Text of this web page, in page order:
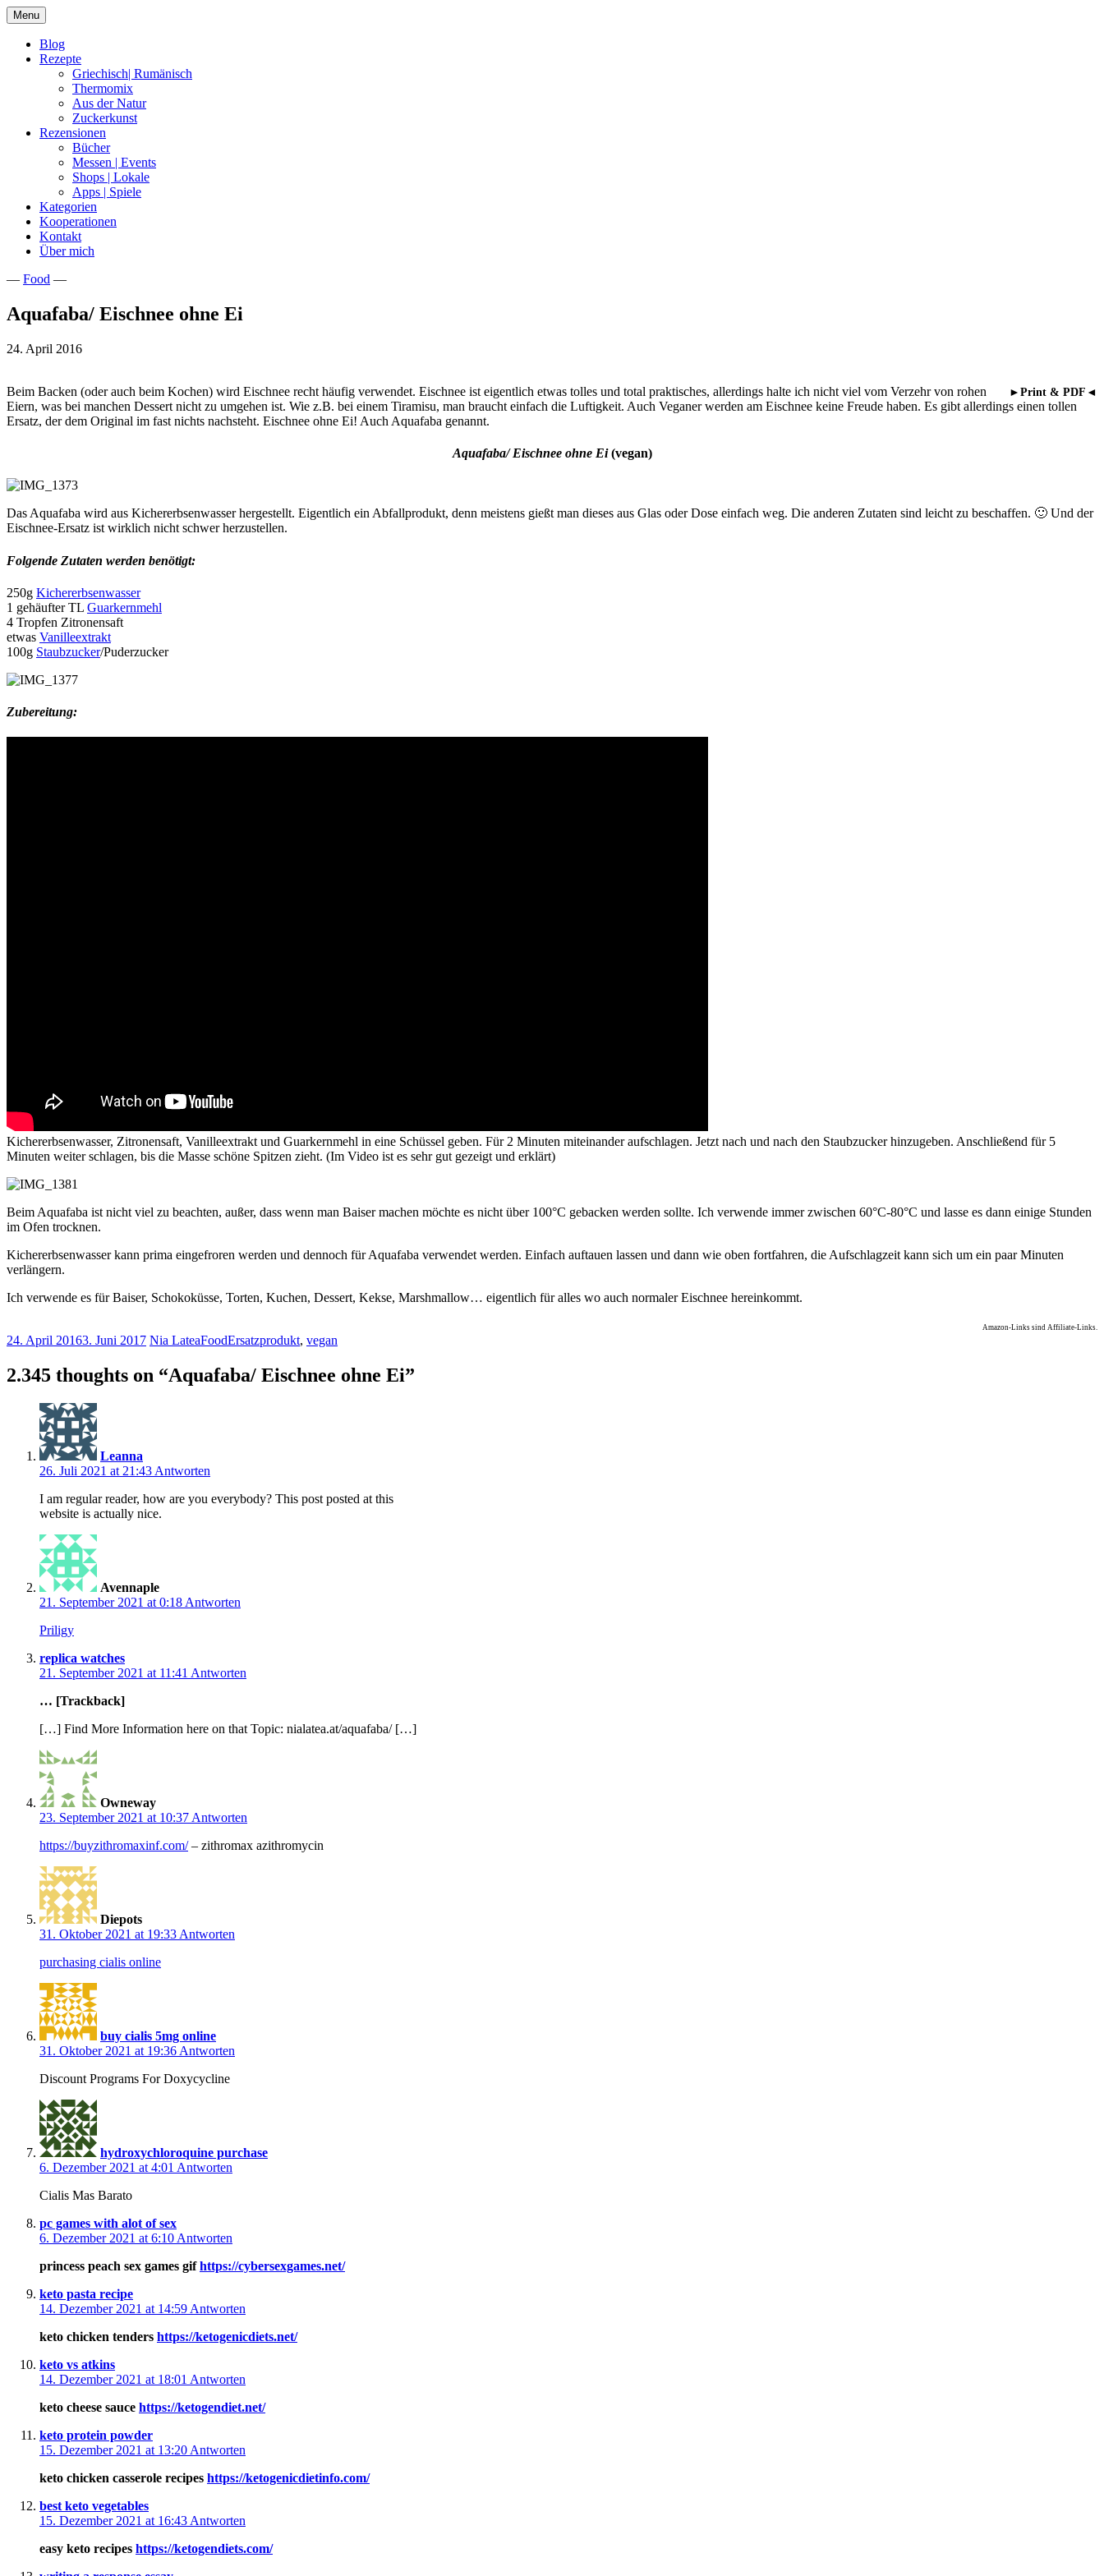
Skip
to
content
Menu
Blog
Rezepte
Griechisch| Rumänisch
Thermomix
Aus der Natur
Zuckerkunst
Rezensionen
Bücher
Messen | Events
Shops | Lokale
Apps | Spiele
Kategorien
Kooperationen
Kontakt
Über mich
Nia Latea
— Food —
Aquafaba/ Eischnee ohne Ei
24. April 2016
►Print & PDF◄
Beim Backen (oder auch beim Kochen) wird Eischnee recht häufig verwendet. Eischnee ist eigentlich etwas tolles und total praktisches, allerdings halte ich nicht viel vom Verzehr von rohen
Eiern, was bei manchen Dessert nicht zu umgehen ist. Wie z.B. bei einem Tiramisu, man braucht einfach die Luftigkeit. Auch Veganer werden am Eischnee keine Freude haben. Es gibt allerdings einen tollen
Ersatz, der dem Original im fast nichts nachsteht. Eischnee ohne Ei! Auch Aquafaba genannt.
Aquafaba/ Eischnee ohne Ei(vegan)
Das Aquafaba wird aus Kichererbsenwasser hergestellt. Eigentlich ein Abfallprodukt, denn meistens gießt man dieses aus Glas oder Dose einfach weg. Die anderen Zutaten sind leicht zu beschaffen. 🙂 Und der
Eischnee-Ersatz ist wirklich nicht schwer herzustellen.
Folgende Zutaten werden benötigt:
250g Kichererbsenwasser
1 gehäufter TL Guarkernmehl
4 Tropfen Zitronensaft
etwas Vanilleextrakt
100g Staubzucker/Puderzucker
Zubereitung:
Kichererbsenwasser, Zitronensaft, Vanilleextrakt und Guarkernmehl in eine Schüssel geben. Für 2 Minuten miteinander aufschlagen. Jetzt nach und nach den Staubzucker hinzugeben. Anschließend für 5
Minuten weiter schlagen, bis die Masse schöne Spitzen zieht. (Im Video ist es sehr gut gezeigt und erklärt)
Beim Aquafaba ist nicht viel zu beachten, außer, dass wenn man Baiser machen möchte es nicht über 100°C gebacken werden sollte. Ich verwende immer zwischen 60°C-80°C und lasse es dann einige Stunden
im Ofen trocknen.
Kichererbsenwasser kann prima eingefroren werden und dennoch für Aquafaba verwendet werden. Einfach auftauen lassen und dann wie oben fortfahren, die Aufschlagzeit kann sich um ein paar Minuten
verlängern.
Ich verwende es für Baiser, Schokoküsse, Torten, Kuchen, Dessert, Kekse, Marshmallow… eigentlich für alles wo auch normaler Eischnee hereinkommt.
Amazon-Links sind Affiliate-Links.
24. April 20163. Juni 2017 Nia LateaFoodErsatzprodukt, vegan
2.345 thoughts on “Aquafaba/ Eischnee ohne Ei”
Leanna
26. Juli 2021 at 21:43 Antworten
I am regular reader, how are you everybody? This post posted at this
website is actually nice.
Avennaple
21. September 2021 at 0:18 Antworten
Priligy
replica watches
21. September 2021 at 11:41 Antworten
… [Trackback]
[…] Find More Information here on that Topic: nialatea.at/aquafaba/ […]
Owneway
23. September 2021 at 10:37 Antworten
https://buyzithromaxinf.com/– zithromax azithromycin
Diepots
31. Oktober 2021 at 19:33 Antworten
purchasing cialis online
buy cialis 5mg online
31. Oktober 2021 at 19:36 Antworten
Discount Programs For Doxycycline
hydroxychloroquine purchase
6. Dezember 2021 at 4:01 Antworten
Cialis Mas Barato
pc games with alot of sex
6. Dezember 2021 at 6:10 Antworten
princess peach sex games gifhttps://cybersexgames.net/
keto pasta recipe
14. Dezember 2021 at 14:59 Antworten
keto chicken tenders https://ketogenicdiets.net/
keto vs atkins
14. Dezember 2021 at 18:01 Antworten
keto cheese sauce https://ketogendiet.net/
keto protein powder
15. Dezember 2021 at 13:20 Antworten
keto chicken casserole recipes https://ketogenicdietinfo.com/
best keto vegetables
15. Dezember 2021 at 16:43 Antworten
easy keto recipes https://ketogendiets.com/